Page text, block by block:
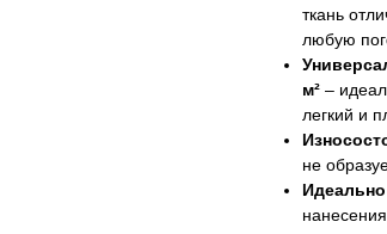
ткань
любую
м² –
легкий и
не